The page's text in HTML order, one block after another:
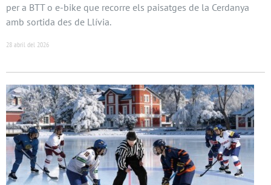
per a BTT o e-bike que recorre els paisatges de la Cerdanya
amb sortida des de Llívia.
28 abril del 2026